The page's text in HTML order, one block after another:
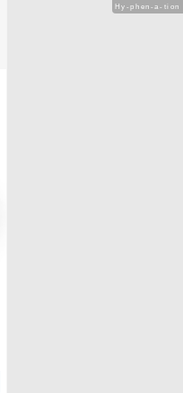
Hy-phen-a-tion